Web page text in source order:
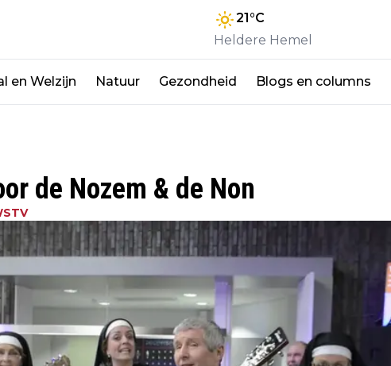
21°C
Heldere Hemel
en Welzijn Natuur Gezondheid Blogs en columns
de Nozem & de Non